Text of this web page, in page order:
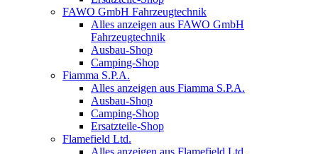
FAWO GmbH Fahrzeugtechnik
Alles anzeigen aus FAWO GmbH
Fahrzeugtechnik
Ausbau-Shop
Camping-Shop
Fiamma S.P.A.
Alles anzeigen aus Fiamma S.P.A.
Ausbau-Shop
Camping-Shop
Ersatzteile-Shop
Flamefield Ltd.
Alles anzeigen aus Flamefield Ltd.